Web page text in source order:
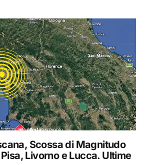
Scossa di Magnitudo
Livorno e Lucca. Ultime